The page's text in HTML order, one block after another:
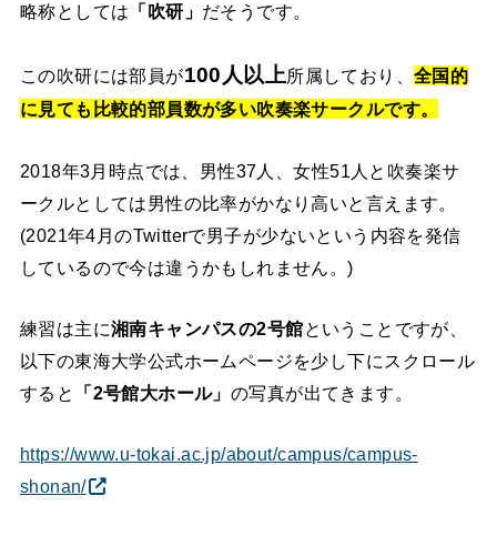
略称としては 「吹研」 だそうです。
この吹研には部員が100人以上所属しており、 全国的
に見ても比較的部員数が多い吹奏楽サークルです。
2018年3月時点では、男性37人、女性51人と吹奏楽サ
ークルとしては男性の比率がかなり高いと言えます。
(2021年4月のTwitterで男子が少ないという内容を発信
しているので今は違うかもしれません。)
練習は主に湘南キャンパスの2号館ということですが、
以下の東海大学公式ホームページを少し下にスクロール
すると
「2号館大ホール」 の写真が出てきます。
https://www.u-tokai.ac.jp/about/campus/campus-
shonan/